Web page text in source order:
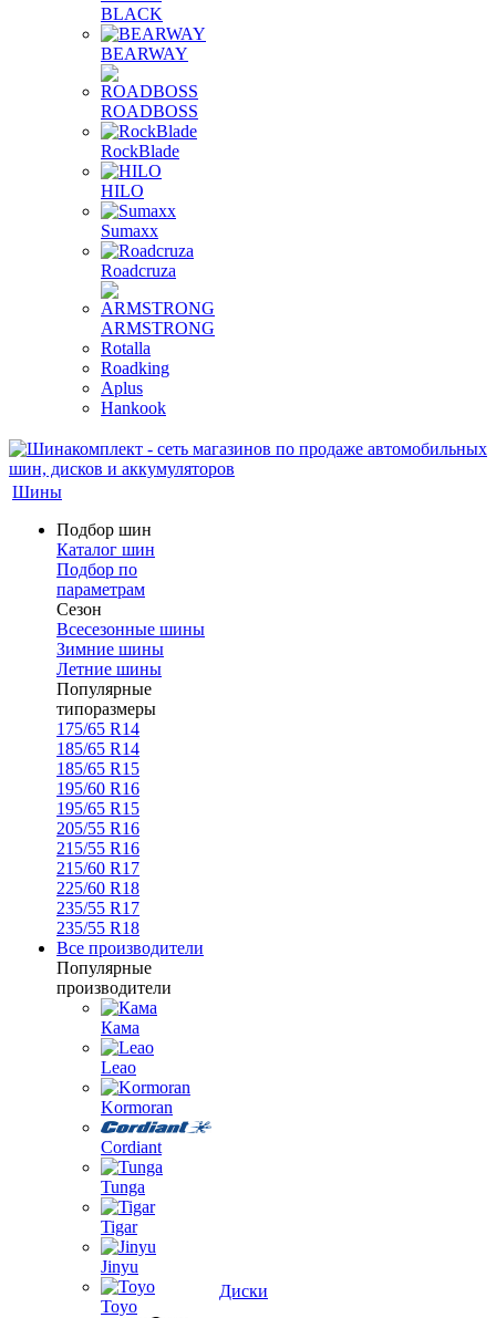
BLACK
BEARWAY
ROADBOSS
RockBlade
HILO
Sumaxx
Roadcruza
ARMSTRONG
Rotalla
Roadking
Aplus
Hankook
Шины
Подбор шин
Каталог шин
Подбор по
параметрам
Сезон
Всесезонные шины
Зимние шины
Летние шины
Популярные
типоразмеры
175/65 R14
185/65 R14
185/65 R15
195/60 R16
195/65 R15
205/55 R16
215/55 R16
215/60 R17
225/60 R18
235/55 R17
235/55 R18
Все производители
Популярные
производители
Кама
Leao
Kormoran
Cordiant
Tunga
Tigar
Jinyu
Toyo
Диски